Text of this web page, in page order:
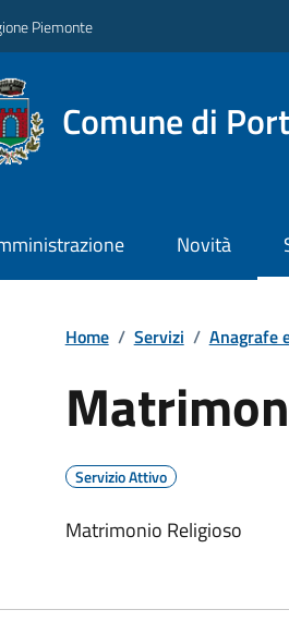
Piemonte
Comune di
Novità
Home / Servizi / Anagrafe
Servizio Attivo
Matrimonio Religioso